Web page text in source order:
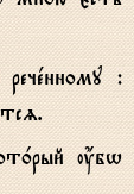
:
ќбw